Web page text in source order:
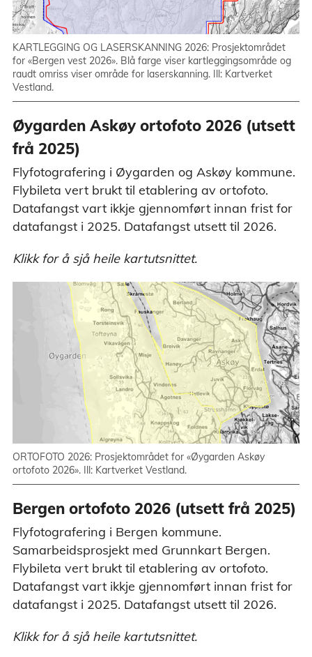
KARTLEGGING OG LASERSKANNING 2026: Prosjektområdet
for «Bergen vest 2026». Blå farge viser kartleggingsområde og
raudt omriss viser område for laserskanning. Ill: Kartverket
Vestland.
Øygarden Askøy ortofoto 2026 (utsett
frå 2025)
Flyfotografering i Øygarden og Askøy kommune.
Flybileta vert brukt til etablering av ortofoto.
Datafangst vart ikkje gjennomført innan frist for
datafangst i 2025. Datafangst utsett til 2026.
Klikk for å sjå heile kartutsnittet.
ORTOFOTO 2026: Prosjektområdet for «Øygarden Askøy
ortofoto 2026». Ill: Kartverket Vestland.
Bergen ortofoto 2026 (utsett frå 2025)
Flyfotografering i Bergen kommune.
Samarbeidsprosjekt med Grunnkart Bergen.
Flybileta vert brukt til etablering av ortofoto.
Datafangst vart ikkje gjennomført innan frist for
datafangst i 2025. Datafangst utsett til 2026.
Klikk for å sjå heile kartutsnittet.